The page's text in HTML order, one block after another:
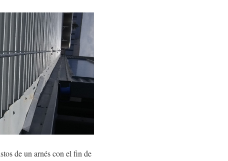
de un arnés con el fin de